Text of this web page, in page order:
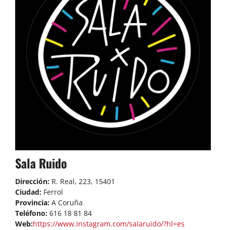
Sala Ruido
Dirección: R. Real, 223, 15401
Ciudad:Ferrol
Provincia:A Coruña
Teléfono: 616 18 81 84
Web:https://www.instagram.com/salaruido/?hl=es